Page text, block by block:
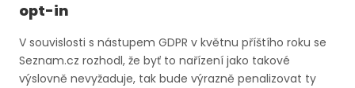
opt-in
V souvislosti s nástupem GDPR v květnu příštího roku se
Seznam.cz rozhodl, že byť to nařízení jako takové
výslovně nevyžaduje, tak bude výrazně penalizovat ty